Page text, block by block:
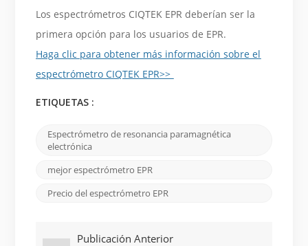
Los espectrómetros CIQTEK EPR deberían ser la
primera opción para los usuarios de EPR.
Haga clic para obtener más información sobre el
espectrómetro CIQTEK EPR>>
ETIQUETAS :
Espectrómetro de resonancia paramagnética
electrónica
mejor espectrómetro EPR
Precio del espectrómetro EPR
Publicación Anterior